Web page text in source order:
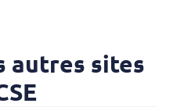
autres sites